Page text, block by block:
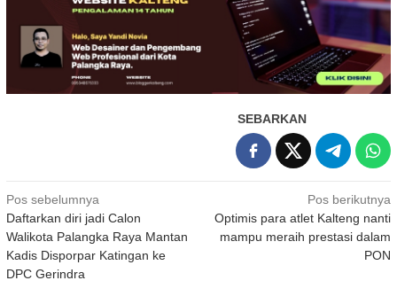
SEBARKAN
Navigasi
pos
Pos sebelumnya
Daftarkan diri jadi Calon
Walikota Palangka Raya Mantan
Kadis Disporpar Katingan ke
DPC Gerindra
Pos berikutnya
Optimis para atlet Kalteng nanti
mampu meraih prestasi dalam
PON